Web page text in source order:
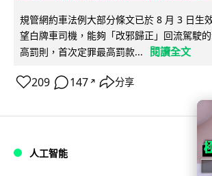
規管網約車法例大部分條文已於 8 月 3 日生
望白牌車司機，能夠「改邪歸正」回流駕駛
高罰則，首次定罪最高罰款...
閱讀全文
209 147 ↗ 分享
人工智能